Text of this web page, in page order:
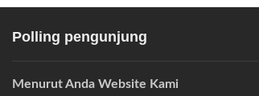
Polling pengunjung
Menurut Anda Website Kami